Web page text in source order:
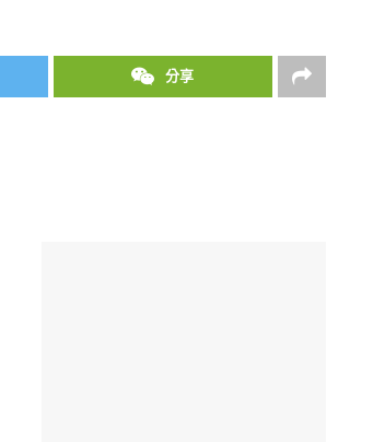
分享